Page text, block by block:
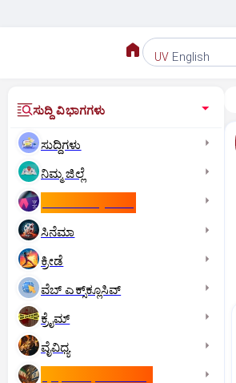
UV English
ಸುದ್ದಿ ವಿಭಾಗಗಳು
ಸುದ್ದಿಗಳು
ನಿಮ್ಮ ಜಿಲ್ಲೆ
ಸಿನೆಮಾ
ಕ್ರೀಡೆ
ವೆಬ್ ಎಕ್ಸ್‌ಕ್ಲೂಸಿವ್
ಕ್ರೈಮ್
ವೈವಿಧ್ಯ